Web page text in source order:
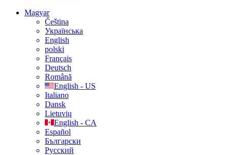
Magyar
Čeština
Українська
English
polski
Français
Deutsch
Română
English - US
Italiano
Dansk
Lietuvių
English - CA
Español
Български
Русский